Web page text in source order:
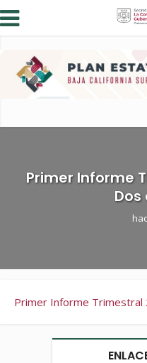
Primer Informe
Primer Informe Trimestral